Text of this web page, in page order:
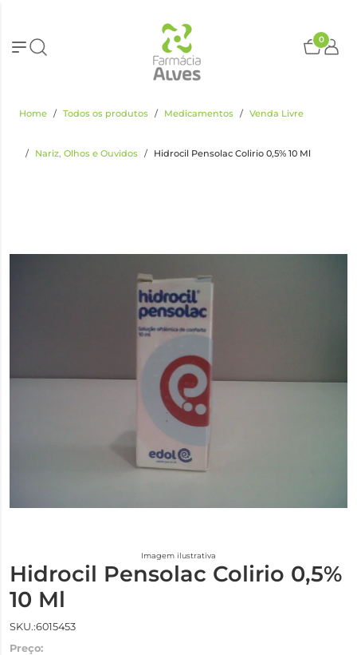
0
Home Todos os produtos Medicamentos Venda Livre
Nariz, Olhos e Ouvidos Hidrocil Pensolac Colirio 0,5% 10 Ml
Imagem ilustrativa
Hidrocil Pensolac Colirio 0,5%
10 Ml
SKU.:6015453
Preço: